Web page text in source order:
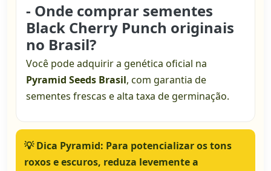
- Onde comprar sementes
Black Cherry Punch originais
no Brasil?
Você pode adquirir a genética oficial na
Pyramid Seeds Brasil, com garantia de
sementes frescas e alta taxa de germinação.
💡Dica Pyramid: Para potencializar os tons
roxos e escuros, reduza levemente a